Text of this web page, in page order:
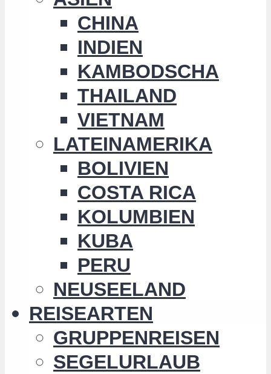
CHINA
INDIEN
KAMBODSCHA
THAILAND
VIETNAM
LATEINAMERIKA
BOLIVIEN
COSTA RICA
KOLUMBIEN
KUBA
PERU
NEUSEELAND
REISEARTEN
GRUPPENREISEN
SEGELURLAUB